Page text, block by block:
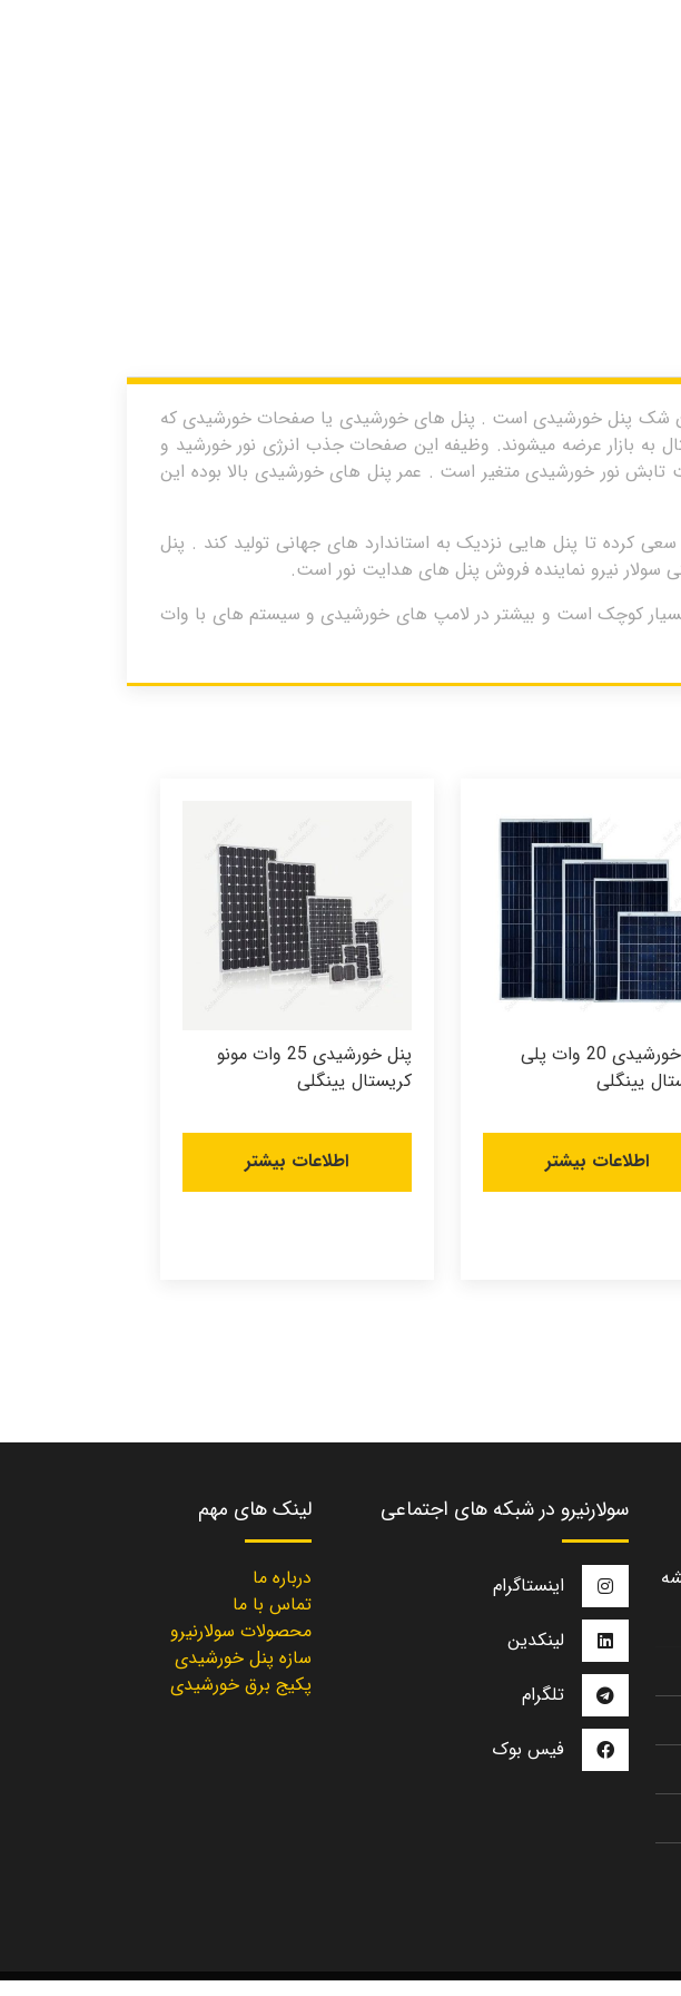
شک پنل خورشیدی است . پنل های خورشیدی یا صفحات خورشیدی که
به بازار عرضه میشوند. وظیفه این صفحات جذب انرژی نور خورشید و
تابش نور خورشیدی متغیر است . عمر پنل های خورشیدی بالا بوده این
. این شرکت سعی کرده تا پنل هایی نزدیک به استاندارد های جهانی تولید کند . پنل
و همچنین ابعاد این پنل ها بسیار کوچک است و بیشتر در لامپ های خورشیدی و سیستم های با وات
پنل خورشیدی 20 وات پلی
یینگلی
اطلاعات بیشتر
پنل خورشیدی 25 وات مونو
کریستال یینگلی
اطلاعات بیشتر
سولارنیرو در شبکه های اجتماعی
اینستاگرام
لینکدین
تلگرام
فیس بوک
لینک های مهم
درباره ما
تماس با ما
محصولات سولارنیرو
سازه پنل خورشیدی
پکیج برق خورشیدی